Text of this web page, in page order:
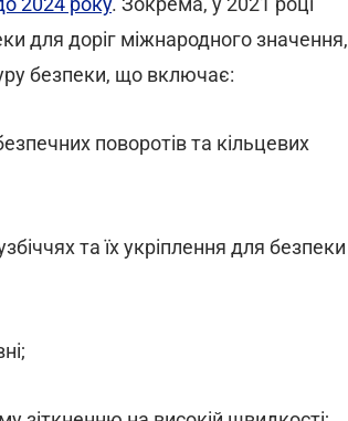
для доріг міжнародного значення,
безпеки, що включає:
поворотів та кільцевих
та їх укріплення для безпеки